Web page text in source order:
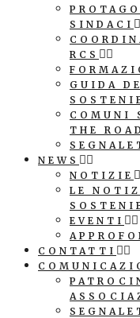
SINDACI
RCS
GUIDA
COMUNI
THE ROAD
NEWS
NOTIZIE
LE
EVENTI
CONTATTI